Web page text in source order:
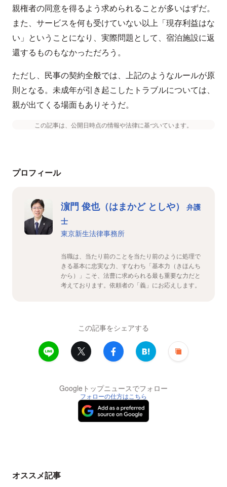
親権者の同意を得るよう求められることが多いはずだ。
また、サービスを何も受けていない以上「現存利益はな
い」ということになり、実際問題として、宿泊施設に返
還するものもなかっただろう。
ただし、民事の契約全般では、上記のようなルールが原
則となる。未成年が引き起こしたトラブルについては、
親が出てくる場面もありそうだ。
この記事は、公開日時点の情報や法律に基づいています。
プロフィール
濵門 俊也（はまかど としや）
弁護
士
東京新生法律事務所
当職は、当たり前のことを当たり前のように処理で
きる基本に忠実な力、すなわち「基本力（きほんち
から）」こそ、法曹に求められる最も重要な力だと
考えております。依頼者の「義」にお応えします。
この記事をシェアする
Googleトップニュースでフォロー
フォローの仕方はこちら
オススメ記事